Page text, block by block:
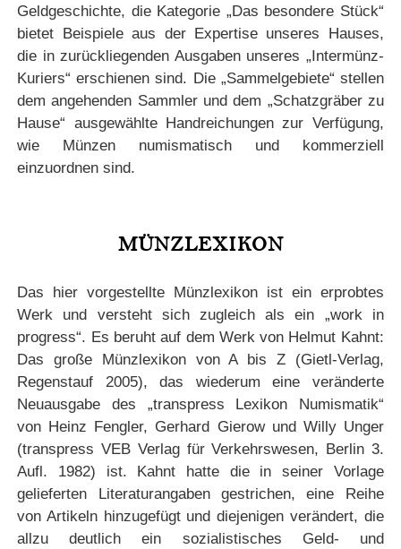
Geldgeschichte, die Kategorie „Das besondere Stück“
bietet Beispiele aus der Expertise unseres Hauses,
die in zurückliegenden Ausgaben unseres „Intermünz-
Kuriers“ erschienen sind. Die „Sammelgebiete“ stellen
dem angehenden Sammler und dem „Schatzgräber zu
Hause“ ausgewählte Handreichungen zur Verfügung,
wie Münzen numismatisch und kommerziell
einzuordnen sind.
MÜNZLEXIKON
Das hier vorgestellte Münzlexikon ist ein erprobtes
Werk und versteht sich zugleich als ein „work in
progress“. Es beruht auf dem Werk von Helmut Kahnt:
Das große Münzlexikon von A bis Z (Gietl-Verlag,
Regenstauf 2005), das wiederum eine veränderte
Neuausgabe des „transpress Lexikon Numismatik“
von Heinz Fengler, Gerhard Gierow und Willy Unger
(transpress VEB Verlag für Verkehrswesen, Berlin 3.
Aufl. 1982) ist. Kahnt hatte die in seiner Vorlage
gelieferten Literaturangaben gestrichen, eine Reihe
von Artikeln hinzugefügt und diejenigen verändert, die
allzu deutlich ein sozialistisches Geld- und